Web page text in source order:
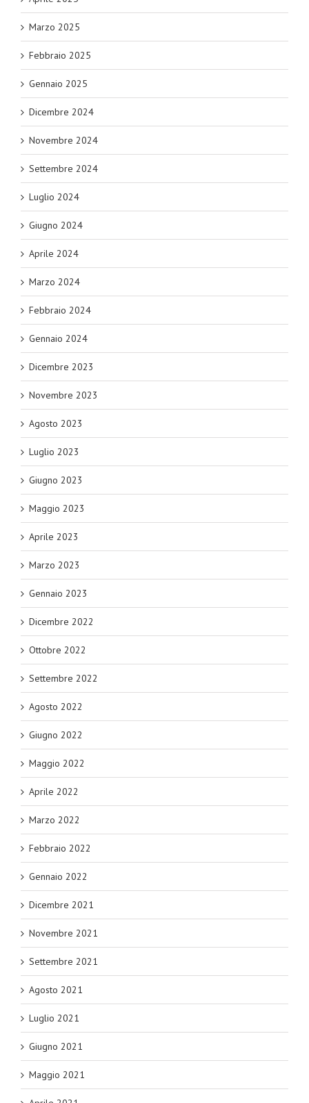
Marzo 2025
Febbraio 2025
Gennaio 2025
Dicembre 2024
Novembre 2024
Settembre 2024
Luglio 2024
Giugno 2024
Aprile 2024
Marzo 2024
Febbraio 2024
Gennaio 2024
Dicembre 2023
Novembre 2023
Agosto 2023
Luglio 2023
Giugno 2023
Maggio 2023
Aprile 2023
Marzo 2023
Gennaio 2023
Dicembre 2022
Ottobre 2022
Settembre 2022
Agosto 2022
Giugno 2022
Maggio 2022
Aprile 2022
Marzo 2022
Febbraio 2022
Gennaio 2022
Dicembre 2021
Novembre 2021
Settembre 2021
Agosto 2021
Luglio 2021
Giugno 2021
Maggio 2021